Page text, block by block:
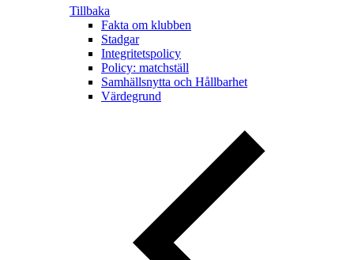
Tillbaka
Fakta om klubben
Stadgar
Integritetspolicy
Policy: matchställ
Samhällsnytta och Hållbarhet
Värdegrund